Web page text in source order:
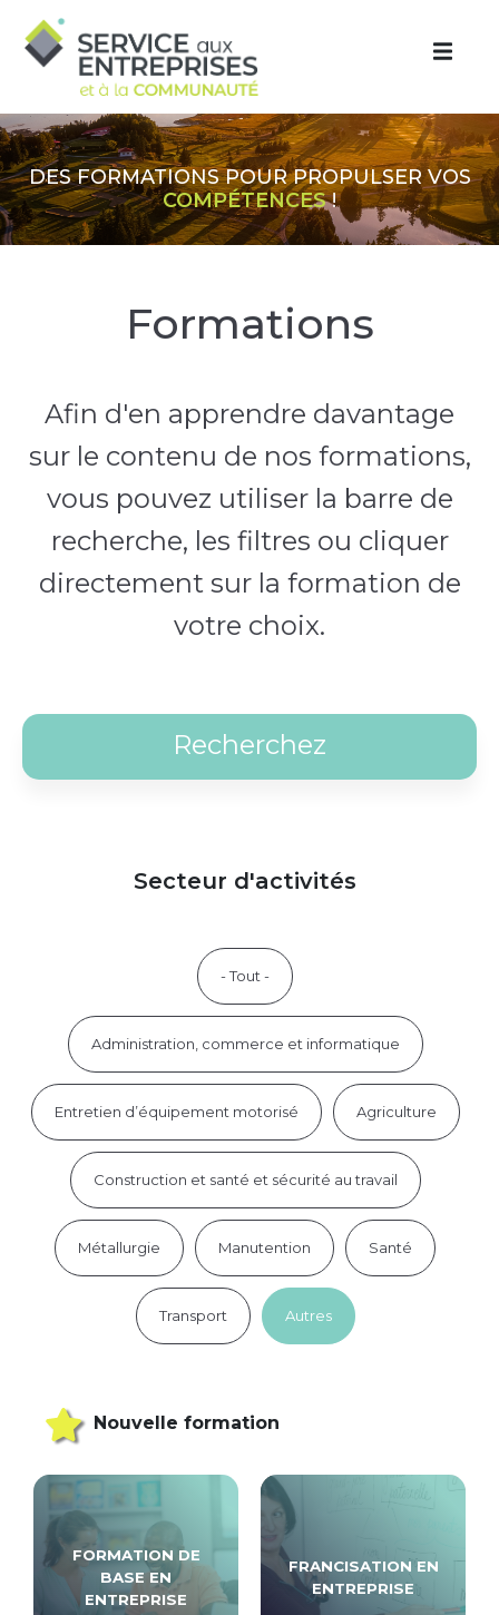
DES FORMATIONS POUR PROPULSER VOS
COMPÉTENCES!
Formations
Afin d'en apprendre davantage
sur le contenu de nos formations,
vous pouvez utiliser la barre de
recherche, les filtres ou cliquer
directement sur la formation de
votre choix.
Secteur d'activités
- Tout -
Administration, commerce et informatique
Entretien d’équipement motorisé Agriculture
Construction et santé et sécurité au travail
Métallurgie Manutention Santé
Transport Autres
Nouvelle formation
FORMATION DE
BASE EN
ENTREPRISE
FRANCISATION EN
ENTREPRISE